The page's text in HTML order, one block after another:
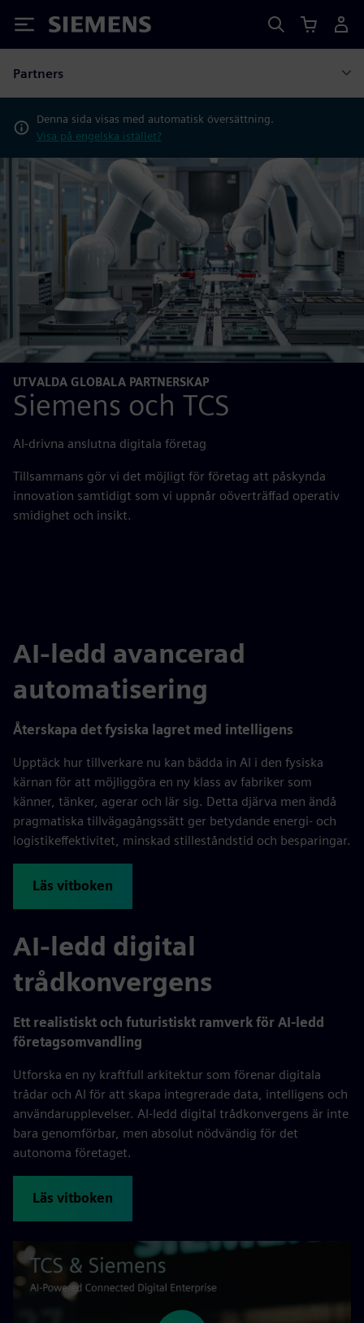
Siemens
Partners
Denna sida visas med automatisk översättning.
Visa på engelska istället?
UTVALDA GLOBALA PARTNERSKAP
Siemens och TCS
AI-drivna anslutna digitala företag
Tillsammans gör vi det möjligt för företag att påskynda
innovation samtidigt som vi uppnår oöverträffad operativ
smidighet och insikt.
AI-ledd avancerad
automatisering
Återskapa det fysiska lagret med intelligens
Upptäck hur tillverkare nu kan bädda in AI i den fysiska
kärnan för att möjliggöra en ny klass av fabriker som
känner, tänker, agerar och lär sig. Detta djärva men ändå
pragmatiska tillvägagångssätt ger betydande energi- och
logistikeffektivitet, minskad stilleståndstid och besparingar.
Läs vitboken
AI-ledd digital
trådkonvergens
Ett realistiskt och futuristiskt ramverk för AI-ledd
företagsomvandling
Utforska en ny kraftfull arkitektur som förenar digitala
trådar och AI för att skapa integrerade data, intelligens och
användarupplevelser. AI-ledd digital trådkonvergens är inte
bara genomförbar, men absolut nödvändig för det
autonoma företaget.
Läs vitboken